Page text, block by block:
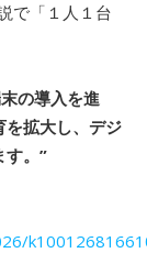
で「１人１台
の導入を進
を拡大し、デジ
す。”